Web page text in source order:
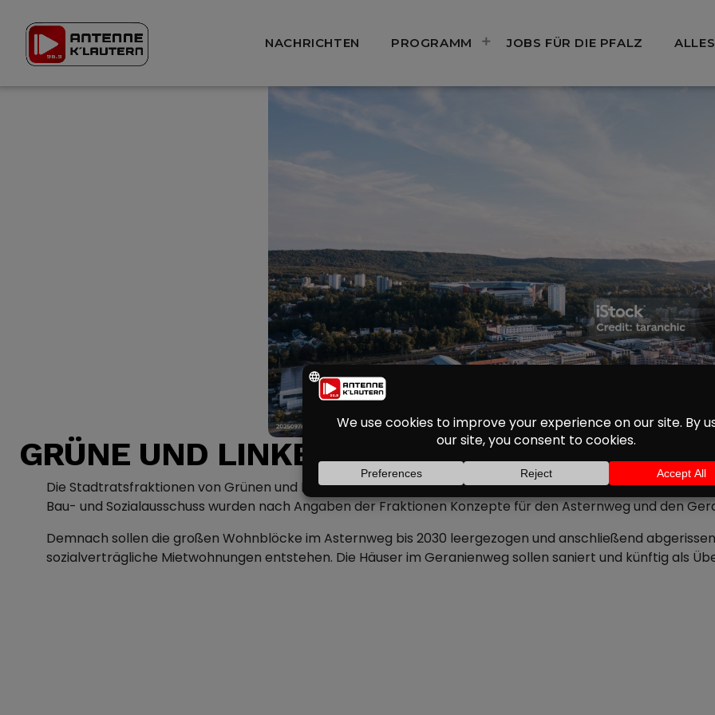
NACHRICHTEN PROGRAMM JOBS FÜR DIE PFALZ
GRÜNE UND LINKE BEGRÜSSEN NEUE
Die Stadtratsfraktionen von Grünen und Linken in Kaiserslautern begrüßen die neuen Pläne für das
Bau- und Sozialausschuss wurden nach Angaben der Fraktionen Konzepte für den Asternweg und den
Demnach sollen die großen Wohnblöcke im Asternweg bis 2030 leergezogen und anschließend
sozialverträgliche Mietwohnungen entstehen. Die Häuser im Geranienweg sollen saniert und künftig als